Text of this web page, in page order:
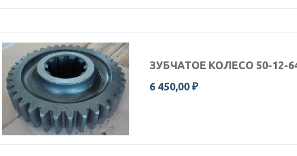
ЗУБЧАТОЕ КОЛЕСО 50-12-
6 450,00 ₽